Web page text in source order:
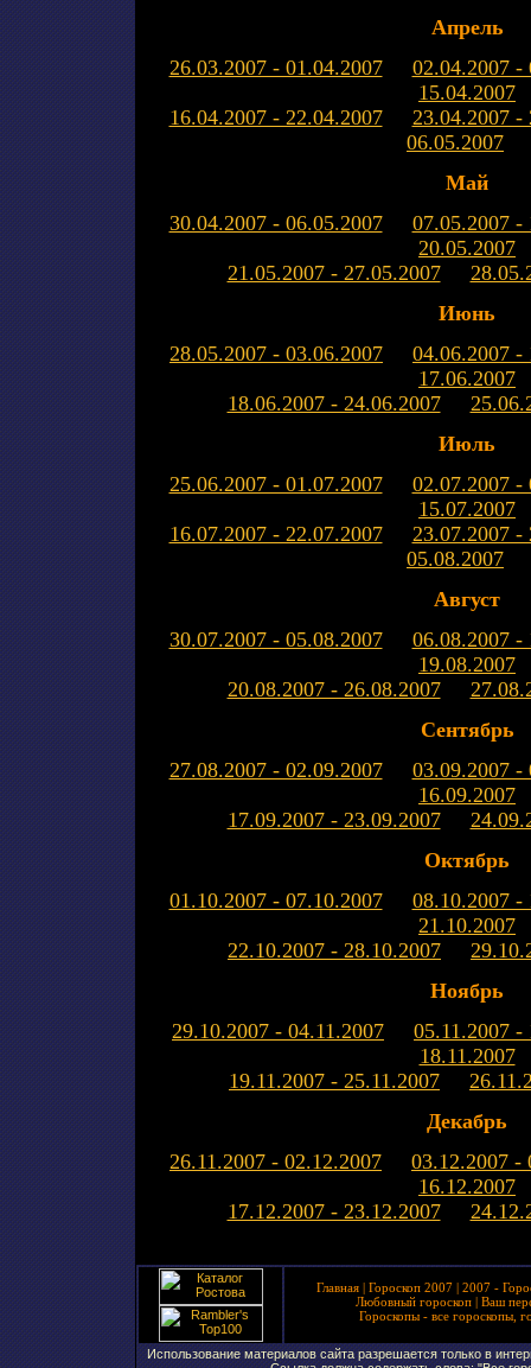
Апрель
26.03.2007 - 01.04.2007
02.04.2007 -
15.04.2007
16.04.2007 - 22.04.2007
23.04.2007 -
06.05.2007
Май
30.04.2007 - 06.05.2007
07.05.2007 -
20.05.2007
21.05.2007 - 27.05.2007
Июнь
28.05.2007 - 03.06.2007
04.06.2007 -
17.06.2007
18.06.2007 - 24.06.2007
Июль
25.06.2007 - 01.07.2007
02.07.2007 -
15.07.2007
16.07.2007 - 22.07.2007
23.07.2007 -
05.08.2007
Август
30.07.2007 - 05.08.2007
06.08.2007 -
19.08.2007
20.08.2007 - 26.08.2007
Сентябрь
27.08.2007 - 02.09.2007
03.09.2007 -
16.09.2007
17.09.2007 - 23.09.2007
Октябрь
01.10.2007 - 07.10.2007
08.10.2007 -
21.10.2007
22.10.2007 - 28.10.2007
Ноябрь
29.10.2007 - 04.11.2007
05.11.2007 -
18.11.2007
19.11.2007 - 25.11.2007
Декабрь
26.11.2007 - 02.12.2007
03.12.2007 -
16.12.2007
17.12.2007 - 23.12.2007
Главная | Гороскоп 2007 | 2007 -
Любовный гороскоп| Ваш
Гороскопы - все гороскопы,
Использование материалов сайта разрешается только в